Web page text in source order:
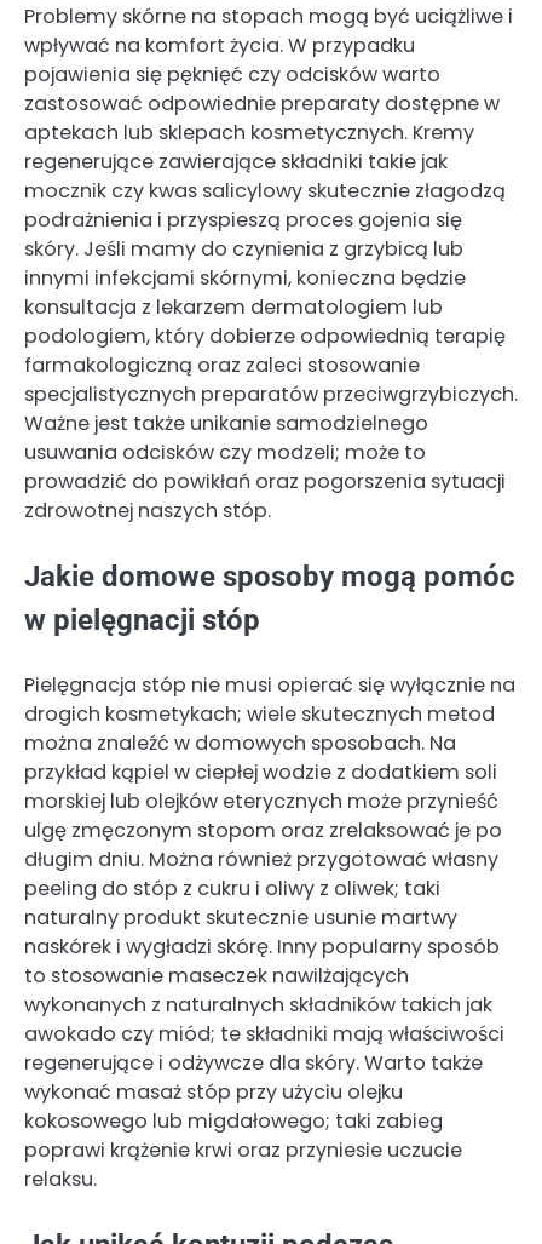
Problemy skórne na stopach mogą być uciążliwe i
wpływać na komfort życia. W przypadku
pojawienia się pęknięć czy odcisków warto
zastosować odpowiednie preparaty dostępne w
aptekach lub sklepach kosmetycznych. Kremy
regenerujące zawierające składniki takie jak
mocznik czy kwas salicylowy skutecznie złagodzą
podrażnienia i przyspieszą proces gojenia się
skóry. Jeśli mamy do czynienia z grzybicą lub
innymi infekcjami skórnymi, konieczna będzie
konsultacja z lekarzem dermatologiem lub
podologiem, który dobierze odpowiednią terapię
farmakologiczną oraz zaleci stosowanie
specjalistycznych preparatów przeciwgrzybiczych.
Ważne jest także unikanie samodzielnego
usuwania odcisków czy modzeli; może to
prowadzić do powikłań oraz pogorszenia sytuacji
zdrowotnej naszych stóp.
Jakie domowe sposoby mogą pomóc
w pielęgnacji stóp
Pielęgnacja stóp nie musi opierać się wyłącznie na
drogich kosmetykach; wiele skutecznych metod
można znaleźć w domowych sposobach. Na
przykład kąpiel w ciepłej wodzie z dodatkiem soli
morskiej lub olejków eterycznych może przynieść
ulgę zmęczonym stopom oraz zrelaksować je po
długim dniu. Można również przygotować własny
peeling do stóp z cukru i oliwy z oliwek; taki
naturalny produkt skutecznie usunie martwy
naskórek i wygładzi skórę. Inny popularny sposób
to stosowanie maseczek nawilżających
wykonanych z naturalnych składników takich jak
awokado czy miód; te składniki mają właściwości
regenerujące i odżywcze dla skóry. Warto także
wykonać masaż stóp przy użyciu olejku
kokosowego lub migdałowego; taki zabieg
poprawi krążenie krwi oraz przyniesie uczucie
relaksu.